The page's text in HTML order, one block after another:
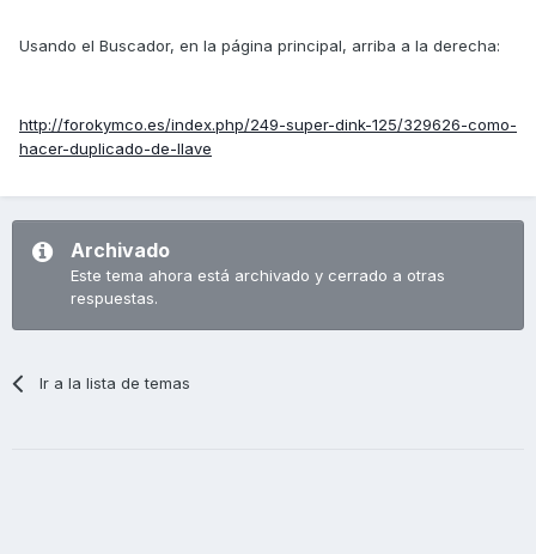
Usando el Buscador, en la página principal, arriba a la derecha:
http://forokymco.es/index.php/249-super-dink-125/329626-como-
hacer-duplicado-de-llave
Archivado
Este tema ahora está archivado y cerrado a otras
respuestas.
Ir a la lista de temas